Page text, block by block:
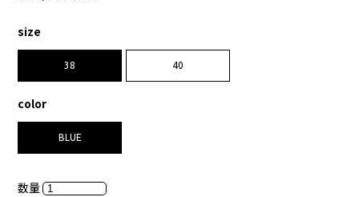
size
38 40
color
BLUE
数量